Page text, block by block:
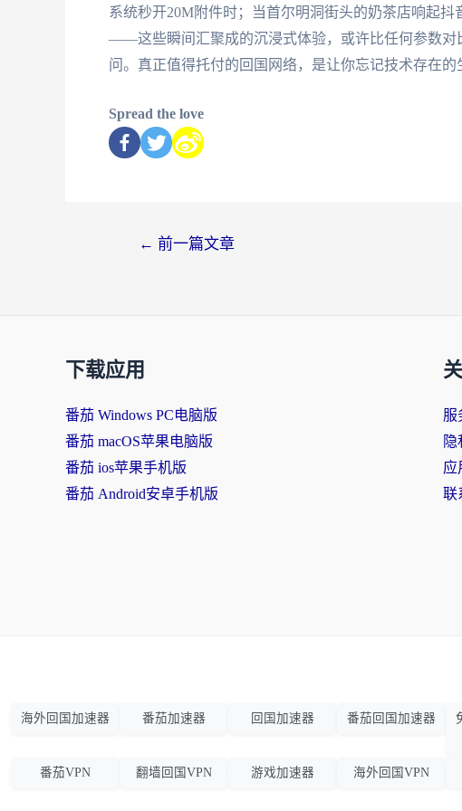
系统秒开20M附件时；当首尔明洞街头的奶茶店响起
——这些瞬间汇聚成的沉浸式体验，或许比任何参数对
问。真正值得托付的回国网络，是让你忘记技术存在的
Spread the love
← 前一篇文章
下载应用
番茄 Windows PC电脑版
番茄 macOS苹果电脑版
番茄 ios苹果手机版
番茄 Android安卓手机版
服
隐
应
联
海外回国加速器 番茄加速器 回国加速器 番茄回国加速器
番茄VPN 翻墙回国VPN 游戏加速器 海外回国VPN